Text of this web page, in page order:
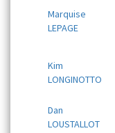
Marquise
LEPAGE
Kim
LONGINOTTO
Dan
LOUSTALLOT